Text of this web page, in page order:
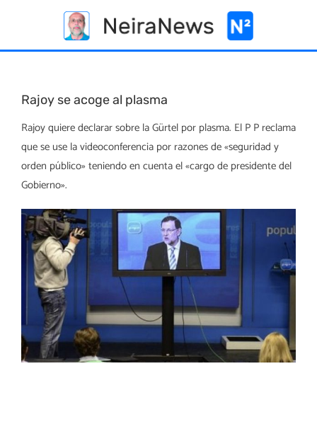
content
Rajoy se acoge al plasma
Rajoy quiere declarar sobre la Gürtel por plasma. El P P reclama
que se use la videoconferencia por razones de «seguridad y
orden público» teniendo en cuenta el «cargo de presidente del
Gobierno».